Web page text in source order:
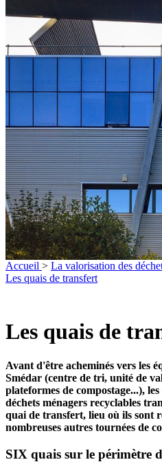
Accueil > La valorisation des
Les quais de transfert
Les quais de
Les quais de transfert
Avant d'être acheminés vers les
Smédar (centre de tri, unité de
plateformes de compostage...),
déchets ménagers recyclables
quai de transfert, lieu où ils sont
nombreuses autres tournées de
SIX quais sur le périmètre